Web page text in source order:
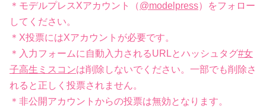
＊モデルプレスXアカウント（@modelpress）をフォロー
してください。
＊X投票にはXアカウントが必要です。
＊入力フォームに自動入力されるURLとハッシュタグ#女
子高生ミスコンは削除しないでください。一部でも削除さ
れると正しく投票されません。
＊非公開アカウントからの投票は無効となります。